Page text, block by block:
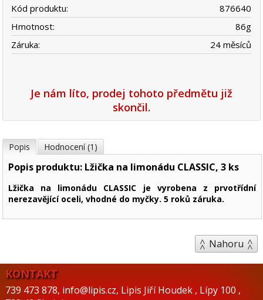
Kód produktu:
876640
Hmotnost:
86g
Záruka:
24 měsíců
Je nám líto, prodej tohoto předmětu již
skončil.
Popis Hodnocení (1)
Popis produktu: Lžička na limonádu CLASSIC, 3 ks
Lžička na limonádu CLASSIC je vyrobena z prvotřídní
nerezavějící oceli, vhodné do myčky. 5 roků záruka.
Nahoru
KONTAKT
739 473 878, info@lipis.cz, Lipis Jiří Houdek , Lípy 100 ,